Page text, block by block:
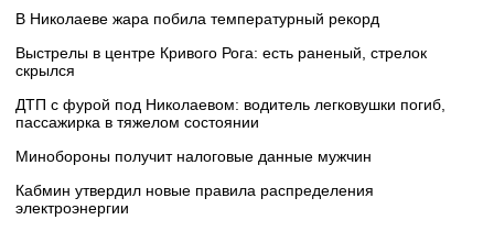
В Николаеве жара побила температурный рекорд
Выстрелы в центре Кривого Рога: есть раненый, стрелок
скрылся
ДТП с фурой под Николаевом: водитель легковушки погиб,
пассажирка в тяжелом состоянии
Минобороны получит налоговые данные мужчин
Кабмин утвердил новые правила распределения
электроэнергии